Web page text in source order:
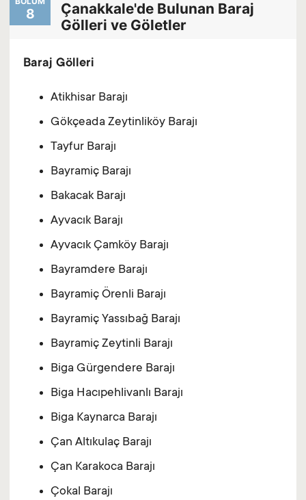
8
Çanakkale'de Bulunan Baraj
Gölleri ve Göletler
Baraj Gölleri
Atikhisar Barajı
Gökçeada Zeytinliköy Barajı
Tayfur Barajı
Bayramiç Barajı
Bakacak Barajı
Ayvacık Barajı
Ayvacık Çamköy Barajı
Bayramdere Barajı
Bayramiç Örenli Barajı
Bayramiç Yassıbağ Barajı
Bayramiç Zeytinli Barajı
Biga Gürgendere Barajı
Biga Hacıpehlivanlı Barajı
Biga Kaynarca Barajı
Çan Altıkulaç Barajı
Çan Karakoca Barajı
Çokal Barajı